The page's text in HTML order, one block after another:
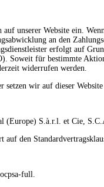
unserer Website ein.
an den
erfolgt auf
Soweit für bestimmte
widerrufen werden.
setzen wir auf dieser
(Europe) S.à.r.l. et Cie,
den
full.